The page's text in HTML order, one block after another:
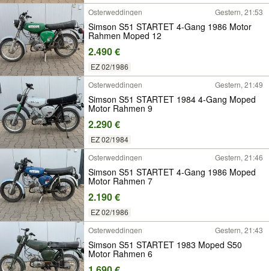
Osterweddingen
Gestern, 21:53
Simson S51 STARTET 4-Gang 1986 Motor
Rahmen Moped 12
2.490 €
EZ 02/1986
Osterweddingen
Gestern, 21:49
Simson S51 STARTET 1984 4-Gang Moped
Motor Rahmen 9
2.290 €
EZ 02/1984
Osterweddingen
Gestern, 21:46
Simson S51 STARTET 4-Gang 1986 Moped
Motor Rahmen 7
2.190 €
EZ 02/1986
Osterweddingen
Gestern, 21:43
Simson S51 STARTET 1983 Moped S50
Motor Rahmen 6